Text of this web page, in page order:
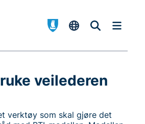
veilederen
verktøy som skal gjøre det